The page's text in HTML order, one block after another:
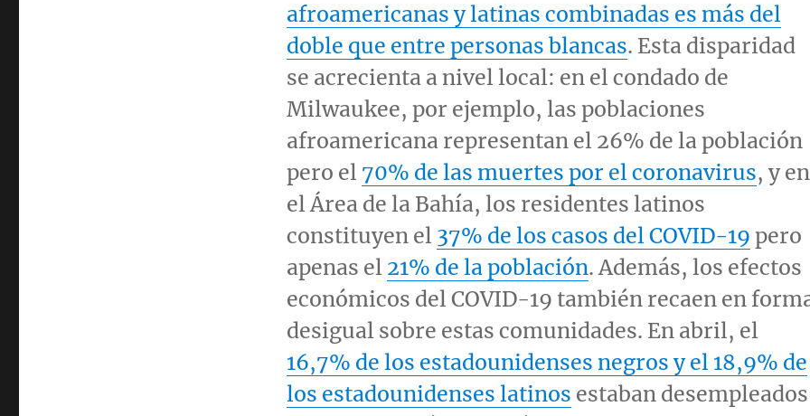
afroamericanas y latinas combinadas es más del
doble que entre personas blancas. Esta disparidad
se acrecienta a nivel local: en el condado de
Milwaukee, por ejemplo, las poblaciones
afroamericana representan el 26% de la población
pero el 70% de las muertes por el coronavirus, y en
el Área de la Bahía, los residentes latinos
constituyen el 37% de los casos del COVID-19 pero
apenas el 21% de la población. Además, los efectos
económicos del COVID-19 también recaen en
desigual sobre estas comunidades. En abril, el
16,7% de los estadounidenses negros y el 18,9% de
los estadounidenses latinos estaban